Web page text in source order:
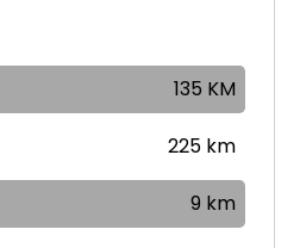
135 KM
225 km
9 km